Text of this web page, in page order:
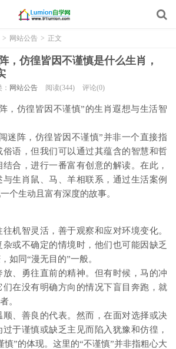
> 网站公告 > 正文
，仿徨皆因不谨慎是什么生肖，
网站公告 阅读(344) 评论(0)
，仿徨皆因不谨慎”的生肖遐想与生活智
迷阵，仿徨皆因不谨慎”并非一个直接指
俗语，但我们可以通过其蕴含的智慧和哲
合，进行一番富有创意的解读。在此，
生肖鼠、马、羊相联系，通过生活案例
个生动且富有深度的故事。
机智灵活，善于观察和应对环境变化。
或不确定的情境时，他们也可能因缺乏
如同“漫无目的”一般。
、勇往直前的精神。但有时候，马的冲
在没有明确方向的情况下盲目奔跑，就
。
、善良的代表。然而，在面对选择或决
于谨慎或缺乏主见而陷入犹豫和仿徨，
慎”的体现。这里的“不谨慎”并非指粗心大